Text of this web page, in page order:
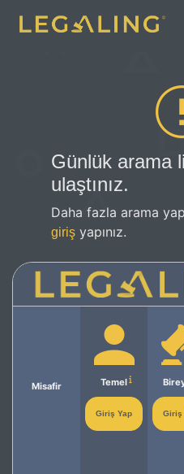
Günlük arama
ulaştınız.
Daha fazla arama
giriş yapınız.
Misafir Temel
Giriş Yap Giriş